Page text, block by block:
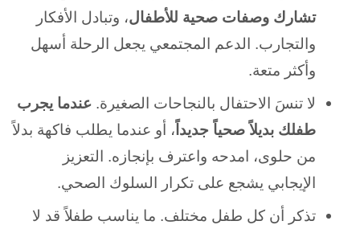
تشارك وصفات صحية للأطفال، وتبادل الأفكار
والتجارب. الدعم المجتمعي يجعل الرحلة أسهل
وأكثر متعة.
لا تنسَ الاحتفال بالنجاحات الصغيرة. عندما يجرب
طفلك بديلاً صحياً جديداً ، أو عندما يطلب فاكهة بدلاً
من حلوى، امدحه واعترف بإنجازه. التعزيز
الإيجابي يشجع على تكرار السلوك الصحي.
تذكر أن كل طفل مختلف. ما يناسب طفلاً قد لا